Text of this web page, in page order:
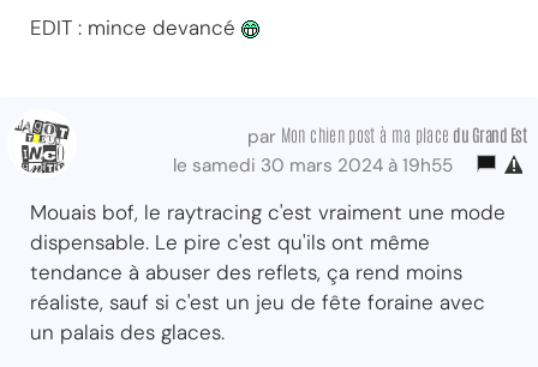
EDIT : mince devancé
par Mon chien post à ma place du Grand Est
le samedi 30 mars 2024 à 19h55
Mouais bof, le raytracing c'est vraiment une mode
dispensable. Le pire c'est qu'ils ont même
tendance à abuser des reflets, ça rend moins
réaliste, sauf si c'est un jeu de fête foraine avec
un palais des glaces.